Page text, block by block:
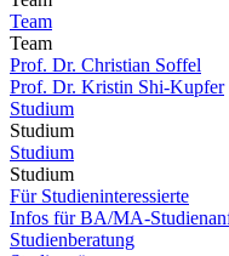
Team
Team
Prof. Dr. Christian Soffel
Prof. Dr. Kristin Shi-Kupfer
Studium
Studium
Studium
Studium
Für Studieninteressierte
Infos für BA/MA-
Studienberatung